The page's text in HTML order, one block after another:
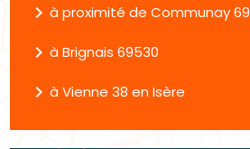
navigate_nextà proximité de Communay
navigate_nextà Brignais 69530
navigate_nextà Vienne 38 en Isère